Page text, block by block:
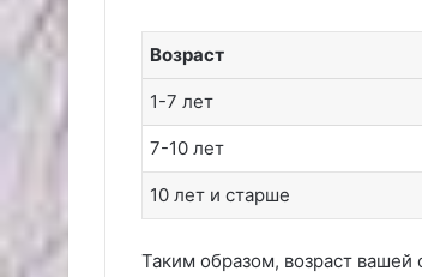
Возраст
1-7 лет
7-10 лет
10 лет и старше
Таким образом, возраст вашей